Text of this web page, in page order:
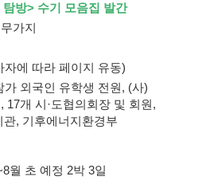
방> 수기 모음집 발간
가지
자에 따라 페이지 유동)
외국인 유학생 전원, (사)
17개 시·도협의회장 및 회원,
, 기후에너지환경부
월 초 예정 2박 3일